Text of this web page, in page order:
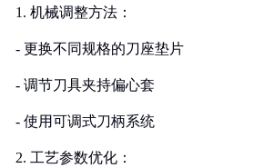
1. 机械调整方法：
- 更换不同规格的刀座垫片
- 调节刀具夹持偏心套
- 使用可调式刀柄系统
2. 工艺参数优化：